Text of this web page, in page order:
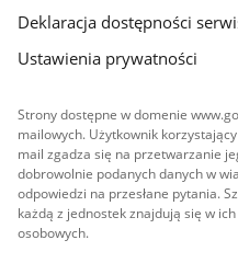
Deklaracja dostępności
Ustawienia prywatności
Strony dostępne w domenie
mailowych. Użytkownik
mail zgadza się na przetwarzanie
dobrowolnie podanych danych w
odpowiedzi na przesłane pytania.
każdą z jednostek znajdują się w
osobowych.